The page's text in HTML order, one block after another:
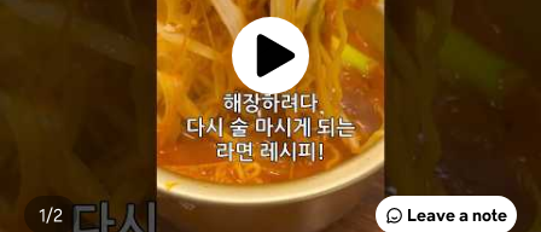
Leave a note
1/2